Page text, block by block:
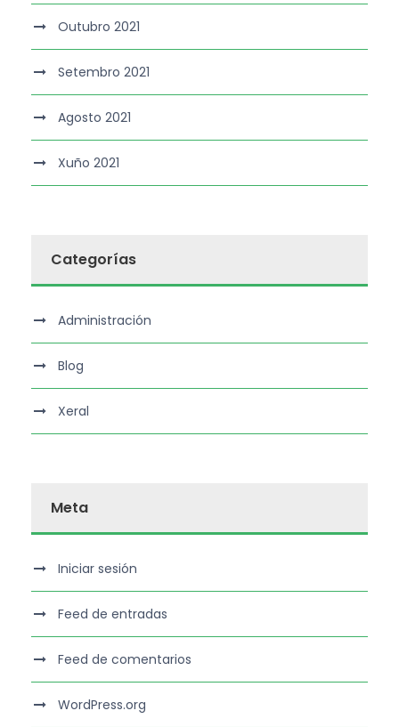
Outubro 2021
Setembro 2021
Agosto 2021
Xuño 2021
Categorías
Administración
Blog
Xeral
Meta
Iniciar sesión
Feed de entradas
Feed de comentarios
WordPress.org